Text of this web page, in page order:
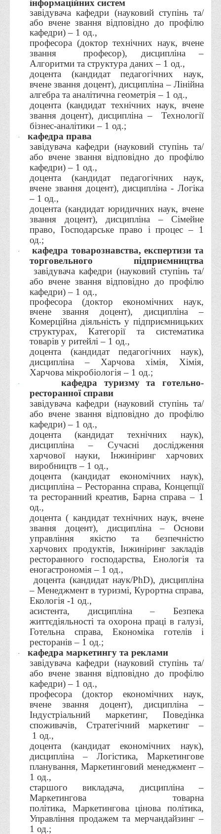
Психологічного сприяння
Бібліотека
Музей грошей
Студенту
Довідник студента
Реквізити для оплати
Права та обов'язки студентів
Інформація про гуртожитки
Положення
Положення про переведення здобувачів вищої освіти на
вакантні місця державного замовлення
Положення про старосту академічної групи
Положення про оцінювання результатів навчання
здобувачів вищої освіти
Положення "Про правила призначення академічних
стипендій"
Порядок розрахунків за договорами
Положення про порядок розрахунків за договорами про
навчання(підготовку) громадян України
Порядок надання освітніх платних послуг
Перелік платних освітніх та інших послуг
Путівник першокурсника
Етичний кодекс здобувача вищої освіти
IP дайджест для студентів: про захист прав інтелектуальної
власності
Система управління навчанням
Розклади, графіки
Розклад дзвінків
Розклад занять і сесій
Графіки освітнього процесу
Реєстр вибіркових дисциплін
Бази практик
Студентське наукове товариство «ВАТРА»
ТОП-20 кращих студентів
ТОП-20 кращих студентів 2025
ТОП-20 кращих студентів 2024
ТОП-20 кращих студентів 2023
ТОП-20 кращих студентів 2022
ТОП-20 кращих студентів 2021
ТОП-20 кращих студентів 2020
ТОП-20 кращих студентів 2019
ТОП-20 кращих студентів 2018
ТОП-20 кращих студентів 2017
Вступнику
Чому варто обирати ВТЕІ?
Етапи вступної кампанії 2026
Перелік спеціальностей, освітніх програм
Перелік документів
Обсяги державного замовлення
Розклади проведення вступних випробувань та співбесід
Розмір плати за надання освітніх послуг на 2026-2027 н.р.
Приймальна комісія
Положення про приймальну комісію
інформаційних систем
завідувача кафедри (науковий ступінь та/
або вчене звання відповідно до профілю
кафедри) – 1 од.,
професора (доктор технічних наук, вчене
звання
професор), дисципліна –
Алгоритми та структура даних – 1 од.,
доцента (кандидат педагогічних наук,
вчене звання доцент), дисципліна – Лінійна
алгебра та аналітична геометрія – 1 од.,
доцента (кандидат технічних наук, вчене
звання доцент), дисципліна –
Технології
бізнес-аналітики – 1 од.;
·
кафедра права
завідувача кафедри (науковий ступінь та/
або вчене звання відповідно до профілю
кафедри) – 1 од.,
доцента (кандидат педагогічних наук,
вчене звання доцент), дисципліна - Логіка
– 1 од.,
доцента (кандидат юридичних наук, вчене
звання доцент), дисципліна – Сімейне
право, Господарське право і процес – 1
од.;
·
кафедра товарознавства, експертизи та
торговельного підприємництва
завідувача кафедри (науковий ступінь та/
або вчене звання відповідно до профілю
кафедри) – 1 од.,
професора (доктор економічних наук,
вчене звання доцент), дисципліна –
Комерційна діяльність у підприємницьких
структурах, Категорії та систематика
товарів у ритейлі – 1 од.,
доцента (кандидат педагогічних наук),
дисципліна – Харчова хімія, Хімія,
Харчова мікробіологія – 1 од.;
·
кафедра туризму та готельно-
ресторанної справи
завідувача кафедри (науковий ступінь та/
або вчене звання відповідно до профілю
кафедри) – 1 од.,
доцента (кандидат технічних наук),
дисципліна – Сучасні дослідження
харчової науки, Інжиніринг харчових
виробництв – 1 од.,
доцента (кандидат економічних наук),
дисципліна – Ресторанна справа, Концепції
та ресторанний креатив, Барна справа – 1
од.,
доцента ( кандидат технічних наук, вчене
звання доцент), дисципліна – Основи
управління якістю та безпечністю
харчових продуктів, Інжиніринг закладів
ресторанного господарства, Енологія та
еногастрономія – 1 од.,
доцента (кандидат наук/PhD), дисципліна
– Менеджмент в туризмі, Курортна справа,
Екологія -1 од.,
асистента, дисципліна – Безпека
життєдіяльності та охорона праці в галузі,
Готельна справа, Економіка готелів і
ресторанів – 1 од.;
·
кафедра маркетингу та реклами
завідувача кафедри (науковий ступінь та/
або вчене звання відповідно до профілю
кафедри) – 1 од.,
професора (доктор економічних наук,
вчене звання доцент), дисципліна –
Індустріальний маркетинг, Поведінка
споживачів, Стратегічний маркетинг –
1 од.,
доцента (кандидат економічних наук),
дисципліна – Логістика, Маркетингове
планування, Маркетинговий менеджмент –
1 од.,
старшого викладача, дисципліна –
Маркетингова товарна
політика,
Маркетингова цінова політика,
Управління продажем та мерчандайзинг –
1 од.;